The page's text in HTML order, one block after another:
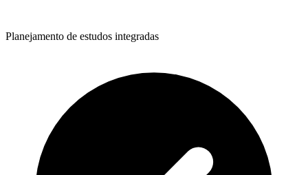
Planejamento de estudos integradas